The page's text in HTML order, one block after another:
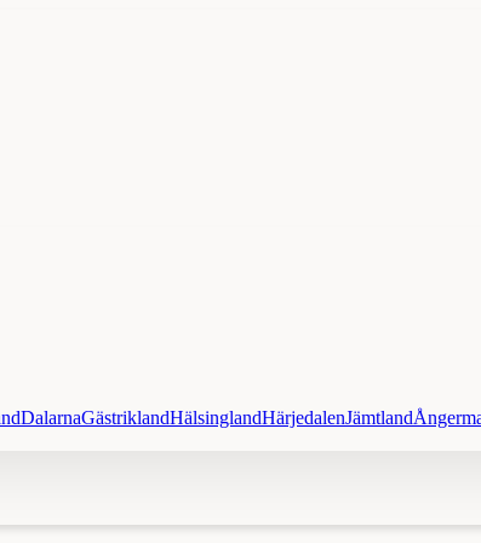
DalarnaGästriklandHälsinglandHärjedalenJämtland